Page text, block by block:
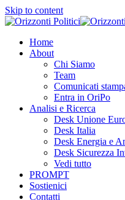
Skip to content
Home
About
Chi Siamo
Team
Comunicati
Entra in OriPo
Analisi e Ricerca
Desk Unione
Desk Italia
Desk Energia e
Desk Sicurezza
Vedi tutto
PROMPT
Sostienici
Contatti